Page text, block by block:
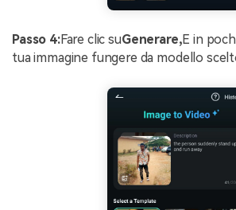
Passo 4:Fare clic suGenerare,E in
tua immagine fungere da modello